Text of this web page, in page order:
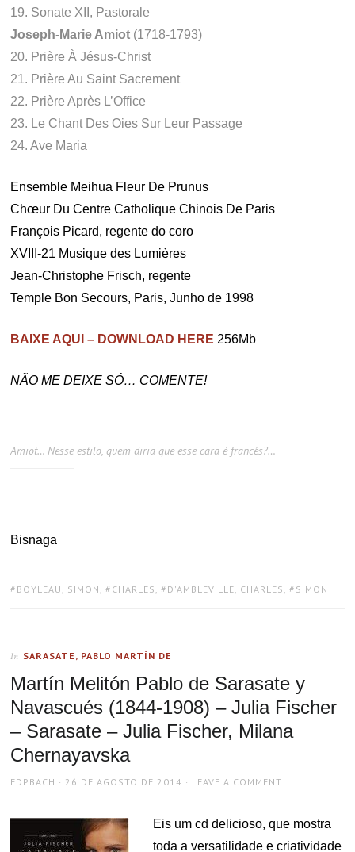
19. Sonate XII, Pastorale
Joseph-Marie Amiot (1718-1793)
20. Prière À Jésus-Christ
21. Prière Au Saint Sacrement
22. Prière Après L’Office
23. Le Chant Des Oies Sur Leur Passage
24. Ave Maria
Ensemble Meihua Fleur De Prunus
Chœur Du Centre Catholique Chinois De Paris
François Picard, regente do coro
XVIII-21 Musique des Lumières
Jean-Christophe Frisch, regente
Temple Bon Secours, Paris, Junho de 1998
BAIXE AQUI – DOWNLOAD HERE 256Mb
NÃO ME DEIXE SÓ… COMENTE!
Amiot… Nesse estilo, quem diria que esse cara é francês?…
Bisnaga
TAGS:
BOYLEAU, SIMON , CHARLES , D'AMBLEVILLE, CHARLES , SIMON
In SARASATE, PABLO MARTÍN DE
Martín Melitón Pablo de Sarasate y
Navascués (1844-1908) – Julia Fischer
– Sarasate – Julia Fischer, Milana
Chernayavska
AUTHOR
FDPBACH
POSTED
26 DE AGOSTO DE 2014 LEAVE A COMMENT
Eis um cd delicioso, que mostra
toda a versatilidade e criatividade